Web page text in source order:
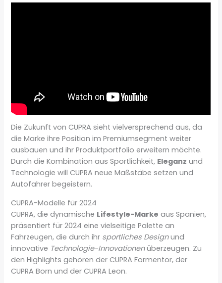
Die Zukunft von CUPRA sieht vielversprechend aus, da
die Marke ihre Position im Premiumsegment weiter
ausbauen und ihr Produktportfolio erweitern möchte.
Durch die Kombination aus Sportlichkeit, Eleganz und
Technologie will CUPRA neue Maßstäbe setzen und
Autofahrer begeistern.
CUPRA-Modelle für 2024
CUPRA, die dynamische Lifestyle-Marke aus Spanien,
präsentiert für 2024 eine vielseitige Palette an
Fahrzeugen, die durch ihr sportliches Designund
innovative Technologie-Innovationenüberzeugen. Zu
den Highlights gehören der CUPRA Formentor, der
CUPRA Born und der CUPRA Leon.